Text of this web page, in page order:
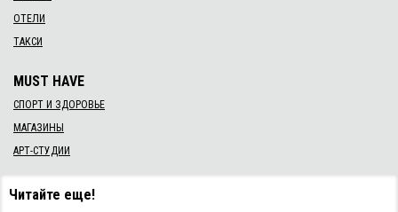
ОТЕЛИ
ТАКСИ
MUST HAVE
СПОРТ И ЗДОРОВЬЕ
МАГАЗИНЫ
АРТ-СТУДИИ
Читайте еще!